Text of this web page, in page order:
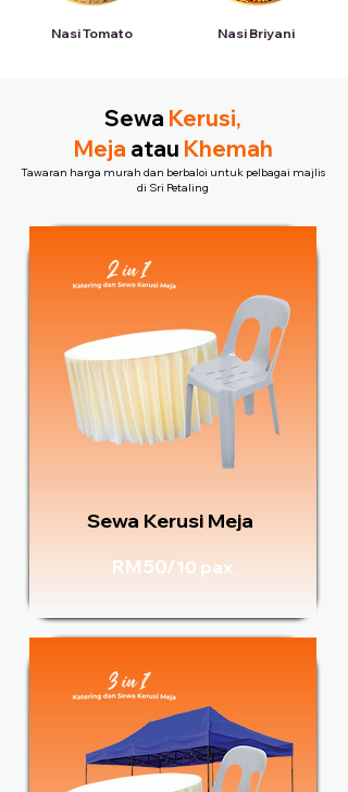
Nasi Tomato Nasi Briyani
Sewa Kerusi,
Meja atau Khemah
Tawaran harga murah dan berbaloi untuk pelbagai majlis
di Sri Petaling
Sewa Kerusi Meja
RM50/10 pax